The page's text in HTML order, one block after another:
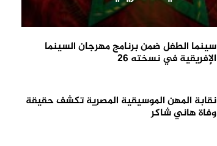
سينما الطفل ضمن برنامج مهرجان السينما
الإفريقية في نسخته 26
نقابة المهن الموسيقية المصرية تكشف حقيقة
وفاة هاني شاكر